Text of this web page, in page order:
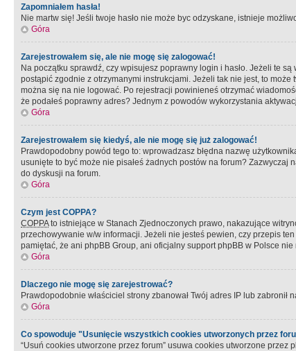
Zapomniałem hasła!
Nie martw się! Jeśli twoje hasło nie może byc odzyskane, istnieje
Góra
Zarejestrowałem się, ale nie mogę się zalogować!
Na początku sprawdź, czy wpisujesz poprawny login i hasło. Jeżeli te
postąpić zgodnie z otrzymanymi instrukcjami. Jeżeli tak nie jest, to
można się na nie logować. Po rejestracji powinieneś otrzymać
że podałeś poprawny adres? Jednym z powodów wykorzystania
Góra
Zarejestrowałem się kiedyś, ale nie mogę się już zalogować!
Prawdopodobny powód tego to: wprowadzasz błędna nazwę
usunięte to być może nie pisałeś żadnych postów na forum?
do dyskusji na forum.
Góra
Czym jest COPPA?
COPPAto istniejące w Stanach Zjednoczonych prawo, nakazujące
przechowywanie w/w informacji. Jeżeli nie jesteś pewien, czy przepis
pamiętać, że ani phpBB Group, ani oficjalny support phpBB w Polsce
Góra
Dlaczego nie mogę się zarejestrować?
Prawdopodobnie właściciel strony zbanował Twój adres IP lub
Góra
Co spowoduje "Usunięcie wszystkich cookies utworzonych przez
“Usuń cookies utworzone przez forum” usuwa cookies utworzone